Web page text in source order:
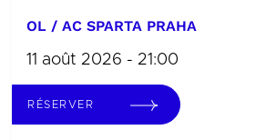
OL / AC SPARTA PRAHA
11 août 2026 - 21:00
RÉSERVER